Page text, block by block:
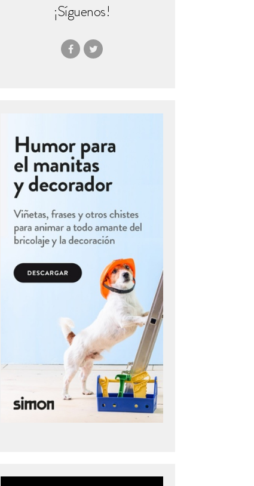
¡Síguenos!